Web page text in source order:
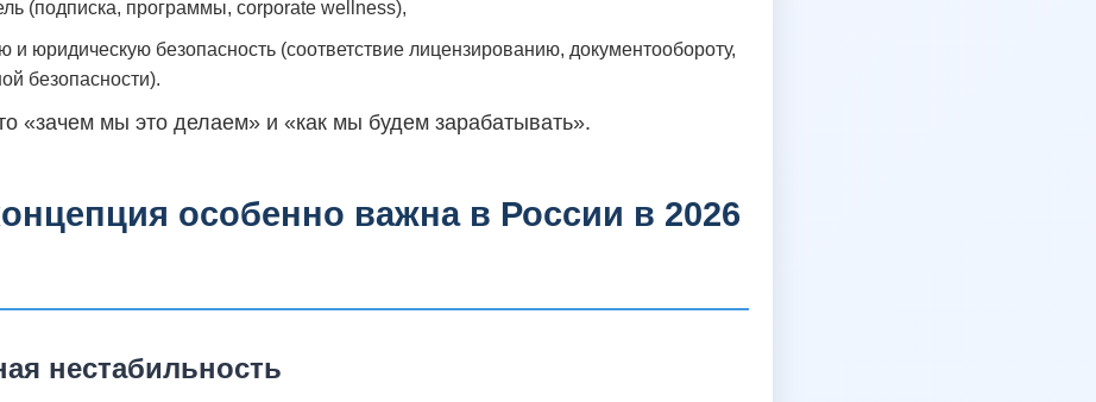
(подписка, программы, corporate wellness),
и юридическую безопасность (соответствие лицензированию, документообороту,
безопасности).
«зачем мы это делаем» и «как мы будем зарабатывать».
особенно важна в России в 2026
нестабильность